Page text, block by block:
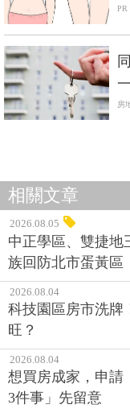
PR
房
相關文章
2026.08.05
中正學區、雙捷地
族回防北市蛋黃區
2026.08.04
科技園區房市洗牌
旺？
2026.08.04
想買房成家，申請
3件事」先留意